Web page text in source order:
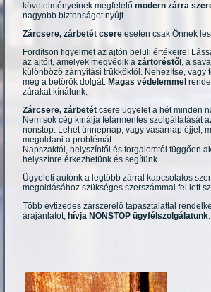
követelményeinek megfelelőmodern zárra
nagyobb biztonságot nyújt.
Zárcsere, zárbetét csere esetén csak Önnek
Fordítson figyelmet az ajtón belüli értékeire!
az ajtóit, amelyek megvédik azártöréstől , a
különböző zárnyitási trükköktől. Nehezítse, vagy
meg a betörők dolgát. Magas védelemmel
zárakat kínálunk.
Zárcsere, zárbetét csere ügyelet a hét minden
Nem sok cég kínálja felármentes szolgáltatását
nonstop. Lehet ünnepnap, vagy vasárnap éjjel,
megoldani a problémát.
Napszaktól, helyszíntől és forgalomtól függően
helyszínre érkezhetünk és segítünk.
Ügyeleti autónk a legtöbb zárral kapcsolatos
megoldásához szükséges szerszámmal fel lett
Több évtizedes zárszerelő tapasztalattal
árajánlatot, hívja NONSTOP ügyfélszolgálatunk.